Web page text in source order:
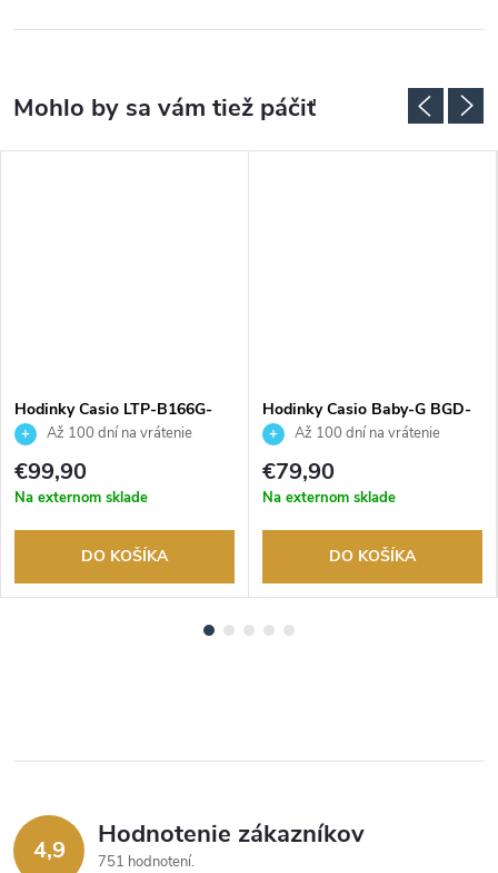
Hodinky Casio LTP-B166G-
9AVEFAž 100 dní na vrátenie
tovaru. Autorizovaný predajca.
€99,90
Na externom sklade
DO KOŠÍKA
Hodinky Casio Baby-G BGD-
565SC-2BER
Až 100 dní na vrátenie
tovaru. Autorizovaný predajca.
€79,90
Na externom sklade
DO KOŠÍKA
4,9 Hodnotenie zákazníkov
751 hodnotení